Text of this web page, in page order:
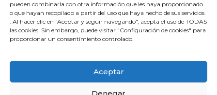
pueden combinarla con otra información que les haya proporcionado
o que hayan recopilado a partir del uso que haya hecho de sus servicios.
. Al hacer clic en "Aceptar y seguir navegando", acepta el uso de TODAS
las cookies. Sin embargo, puede visitar "Configuración de cookies" para
proporcionar un consentimiento controlado.
Aceptar
Denegar
© 2026 Instalación Puertas Garaje Valencia |
Reparación | All Rights Reserved